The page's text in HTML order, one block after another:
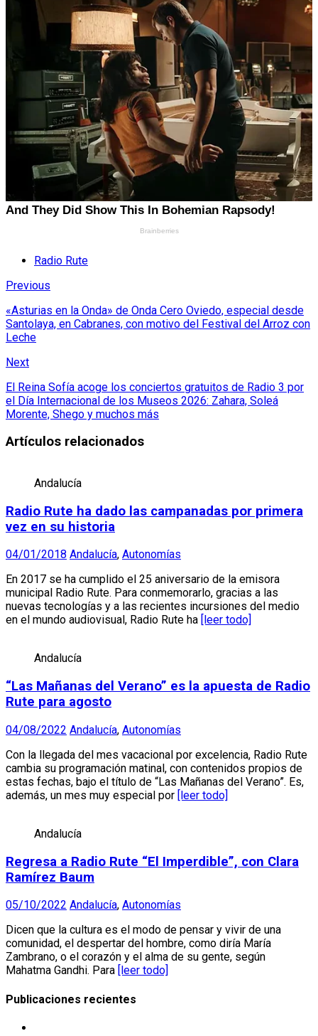
Radio Rute
Previous
«Asturias en la Onda» de Onda Cero Oviedo, especial desde
Santolaya, en Cabranes, con motivo del Festival del Arroz con
Leche
Next
El Reina Sofía acoge los conciertos gratuitos de Radio 3 por
el Día Internacional de los Museos 2026: Zahara, Soleá
Morente, Shego y muchos más
Artículos relacionados
Andalucía
Radio Rute ha dado las campanadas por primera
vez en su historia
04/01/2018 Andalucía, Autonomías
En 2017 se ha cumplido el 25 aniversario de la emisora
municipal Radio Rute. Para conmemorarlo, gracias a las
nuevas tecnologías y a las recientes incursiones del medio
en el mundo audiovisual, Radio Rute ha
[leer todo]
Andalucía
“Las Mañanas del Verano” es la apuesta de Radio
Rute para agosto
04/08/2022 Andalucía, Autonomías
Con la llegada del mes vacacional por excelencia, Radio Rute
cambia su programación matinal, con contenidos propios de
estas fechas, bajo el título de “Las Mañanas del Verano”. Es,
además, un mes muy especial por [leer todo]
Andalucía
Regresa a Radio Rute “El Imperdible”, con Clara
Ramírez Baum
05/10/2022 Andalucía, Autonomías
Dicen que la cultura es el modo de pensar y vivir de una
comunidad, el despertar del hombre, como diría María
Zambrano, o el corazón y el alma de su gente, según
Mahatma Gandhi. Para
[leer todo]
Publicaciones recientes